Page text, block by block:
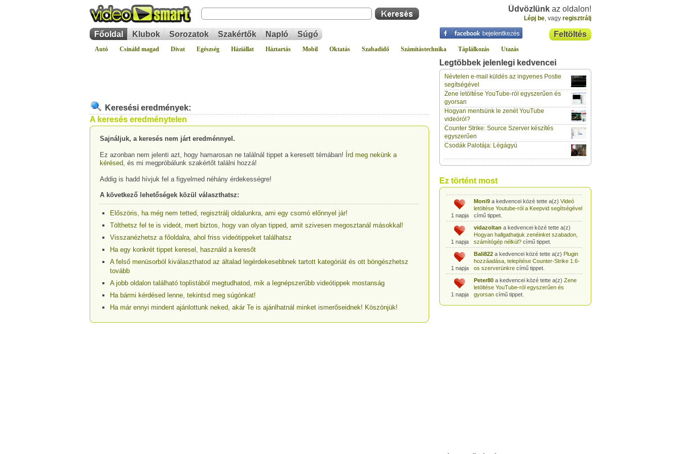
Üdvözlünk az oldalon!
Lépj be, vagy regisztrálj
Feltöltés
Főoldal Klubok Sorozatok Szakértők Napló Súgó
Autó Csináld magad Divat Egészség Háziállat Háztartás Mobil Oktatás Szabadidő Számítástechnika Táplálkozás Utazás
Keresési eredmények:
A keresés eredménytelen
Sajnáljuk, a keresés nem járt eredménnyel.
Ez azonban nem jelenti azt, hogy hamarosan ne találnál tippet a keresett témában! Írd meg nekünk a
kérésed, és mi megpróbálunk szakértőt találni hozzá!
Addig is hadd hívjuk fel a figyelmed néhány érdekességre!
A következő lehetőségek közül választhatsz:
Előszöris, ha még nem tetted, regisztrálj oldalunkra, ami egy csomó előnnyel jár!
Tölthetsz fel te is videót, mert biztos, hogy van olyan tipped, amit szivesen megosztanál másokkal!
Visszanézhetsz a főoldalra, ahol friss videótippeket találhatsz
Ha egy konkrét tippet keresel, használd a keresőt
A felső menüsorból kiválaszthatod az általad legérdekesebbnek tartott kategóriát és ott böngészhetsz
tovább
A jobb oldalon található toplistából megtudhatod, mik a legnépszerűbb videótippek mostanság
Ha bármi kérdésed lenne, tekintsd meg súgónkat!
Ha már ennyi mindent ajánlottunk neked, akár Te is ajánlhatnál minket ismerőseidnek! Köszönjük!
Legtöbbek jelenlegi kedvencei
Névtelen e-mail küldés az ingyenes Postie
segítségével
Zene letöltése YouTube-ról egyszerűen és
gyorsan
Hogyan mentsünk le zenét YouTube
videóról?
Counter Strike: Source Szerver készítés
egyszerűen
Csodák Palotája: Légágyú
Ez történt most
1 napja
gabor733a kedvencei közé tette a(z)
Leopárdgekkó-etetés egyszerű csipesszel
című tippet.
1 napja
gabor733a kedvencei közé tette a(z)
Hogyan készítsünk tojáslevest?
című tippet.
1 napja
gabor733a kedvencei közé tette a(z)
Hogyan készítsünk fűszeres-paradicsomos
pennét? című tippet.
gabor733a kedvencei közé tette a(z)
Babakonyha - Almaszósz készítése 6
1 napja
gabor733
egyszerűencímű tippet.
1 napja
Moni9a kedvencei közé tette a(z)Videó
letöltése Youtube-ról a Keepvid segítségével
című tippet.
1 napja
vidazoltana kedvencei közé tette a(z)
Hogyan hallgathatjuk zenéinket szabadon,
számítógép nélkül?című tippet.
1 napja
Bali822a kedvencei közé tette a(z)Plugin
hozzáadása, telepítése Counter-Strike 1.6-
os szerverünkrecímű tippet.
1 napja
Peter80a kedvencei közé tette a(z)
letöltése YouTube-ról egyszerűen és
gyorsancímű tippet.